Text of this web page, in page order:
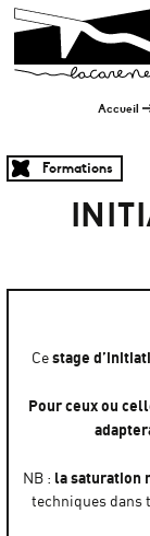
Panneau de gestion
Accueil
Accueil
Formations
Cestage
Pour ceux ou
NB : la saturation
techniques dans